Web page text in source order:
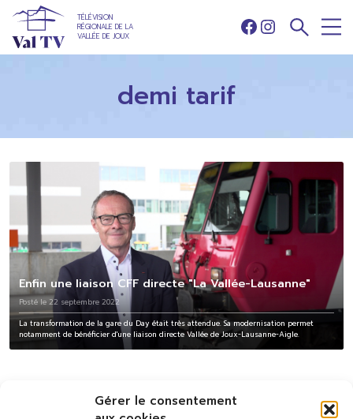
Gérer le consentement
TÉLÉVISION
RÉGIONALE DE LA
VALLÉE DE JOUX
Facebook
Instagram
demi tarif
Enfin une liaison CFF directe "La Vallée-Lausanne"
Posté le 22 septembre 2022
La transformation de la gare du Day était très attendue. Sa modernisation permet
notamment de bénéficier d'une liaison directe Vallée de Joux-Lausanne-Aigle.